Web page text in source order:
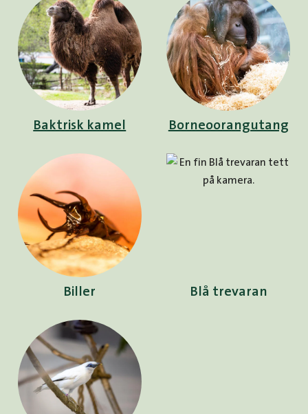
Baktrisk kamel Borneoorangutang
Biller Blå trevaran